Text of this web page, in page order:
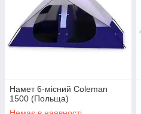
Намет 6-місний Coleman
1500 (Польща)